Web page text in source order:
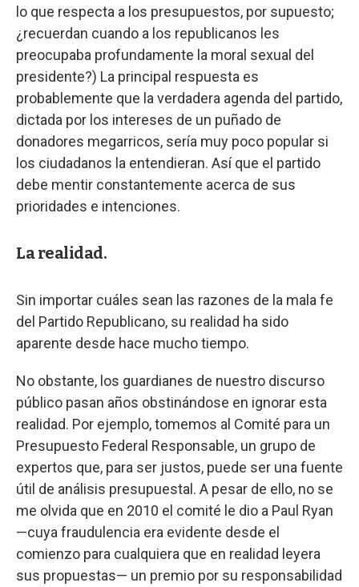
lo que respecta a los presupuestos, por supuesto;
¿recuerdan cuando a los republicanos les
preocupaba profundamente la moral sexual del
presidente?) La principal respuesta es
probablemente que la verdadera agenda del partido,
dictada por los intereses de un puñado de
donadores megarricos, sería muy poco popular si
los ciudadanos la entendieran. Así que el partido
debe mentir constantemente acerca de sus
prioridades e intenciones.
La realidad.
Sin importar cuáles sean las razones de la mala fe
del Partido Republicano, su realidad ha sido
aparente desde hace mucho tiempo.
No obstante, los guardianes de nuestro discurso
público pasan años obstinándose en ignorar esta
realidad. Por ejemplo, tomemos al Comité para un
Presupuesto Federal Responsable, un grupo de
expertos que, para ser justos, puede ser una fuente
útil de análisis presupuestal. A pesar de ello, no se
me olvida que en 2010 el comité le dio a Paul Ryan
—cuya fraudulencia era evidente desde el
comienzo para cualquiera que en realidad leyera
sus propuestas— un premio por su responsabilidad